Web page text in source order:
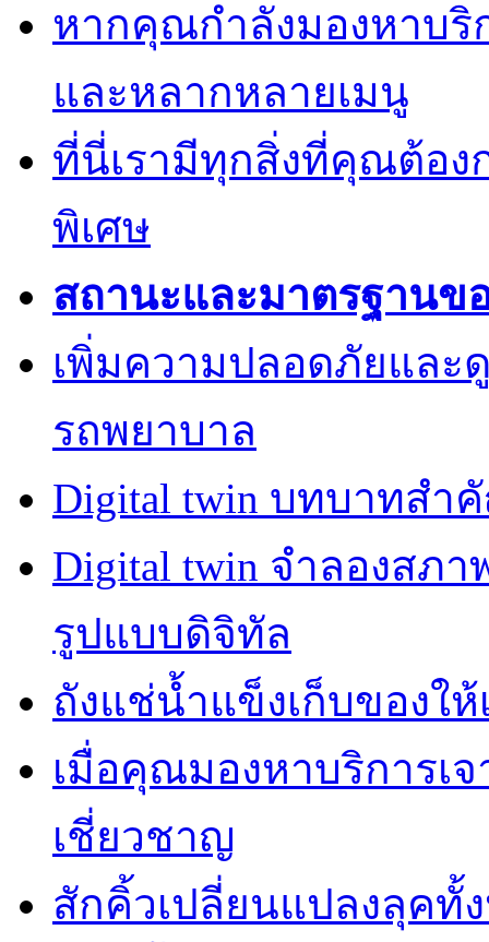
หากคุณกำลังมองหาบ
และหลากหลายเมนู
ที่นี่เรามีทุกสิ่งที่คุณต้อง
พิเศษ
สถานะและมาตรฐานข
เพิ่มความปลอดภัยแล
รถพยาบาล
Digital twin บทบาทสำ
Digital twin จำลองสภ
รูปแบบดิจิทัล
ถังแช่น้ำแข็งเก็บของให้
เมื่อคุณมองหาบริการเ
เชี่ยวชาญ
สักคิ้วเปลี่ยนแปลงลุคทั้